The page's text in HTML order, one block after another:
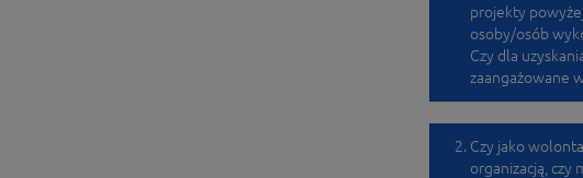
projekty
osoby/osób
Czy dla
zaangażowane
Czy jako
organizacją, czy